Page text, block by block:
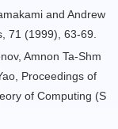
and Andrew
71 (1999), 63-69.
Amnon Ta-Shm
Proceedings of
of Computing (S